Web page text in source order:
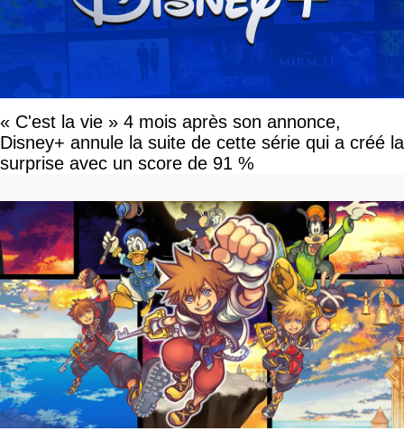
« C'est la vie » 4 mois après son annonce,
Disney+ annule la suite de cette série qui a créé la
surprise avec un score de 91 %